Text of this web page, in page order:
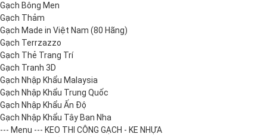
Gạch Bông Men
Gạch Thảm
Gạch Made in Việt Nam (80 Hãng)
Gạch Terrzazzo
Gạch Thẻ Trang Trí
Gạch Tranh 3D
Gạch Nhập Khẩu Malaysia
Gạch Nhập Khẩu Trung Quốc
Gạch Nhập Khẩu Ấn Độ
Gạch Nhập Khẩu Tây Ban Nha
--- Menu --- KEO THI CÔNG GẠCH - KE NHỰA